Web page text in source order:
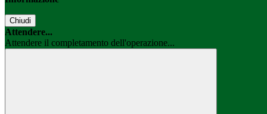
Chiudi
Attendere...
Attendere il completamento dell'operazione...